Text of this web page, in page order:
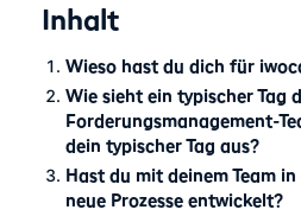
Inhalt
Wieso hast du dich für
Wie sieht ein typischer Tag
Forderungsmanagement-
dein typischer Tag aus?
Hast du mit deinem Team
neue Prozesse entwickelt?